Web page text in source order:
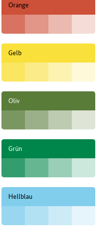
Orange
Gelb
Oliv
Grün
Hellblau